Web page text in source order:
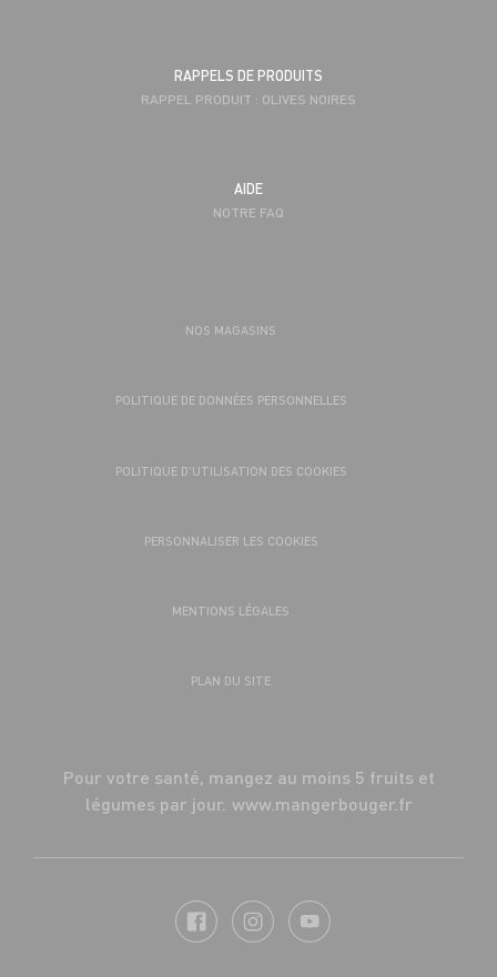
RAPPELS DE PRODUITS
RAPPEL PRODUIT : OLIVES NOIRES
AIDE
NOTRE FAQ
NOS MAGASINS
POLITIQUE DE DONNÉES PERSONNELLES
POLITIQUE D’UTILISATION DES COOKIES
PERSONNALISER LES COOKIES
MENTIONS LÉGALES
PLAN DU SITE
Pour votre santé, mangez au moins 5 fruits et
légumes par jour. www.mangerbouger.fr